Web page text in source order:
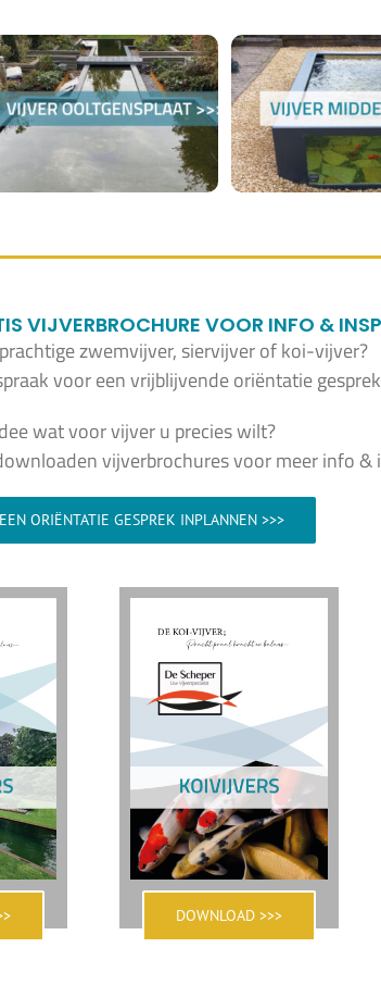
VIJVERBROCHURE VOOR INFO &
zwemvijver, siervijver of koi-vijver?
voor een vrijblijvende oriëntatie
wat voor vijver u precies wilt?
vijverbrochures voor meer info &
ORIËNTATIE GESPREK INPLANNEN >>>
DOWNLOAD >>>